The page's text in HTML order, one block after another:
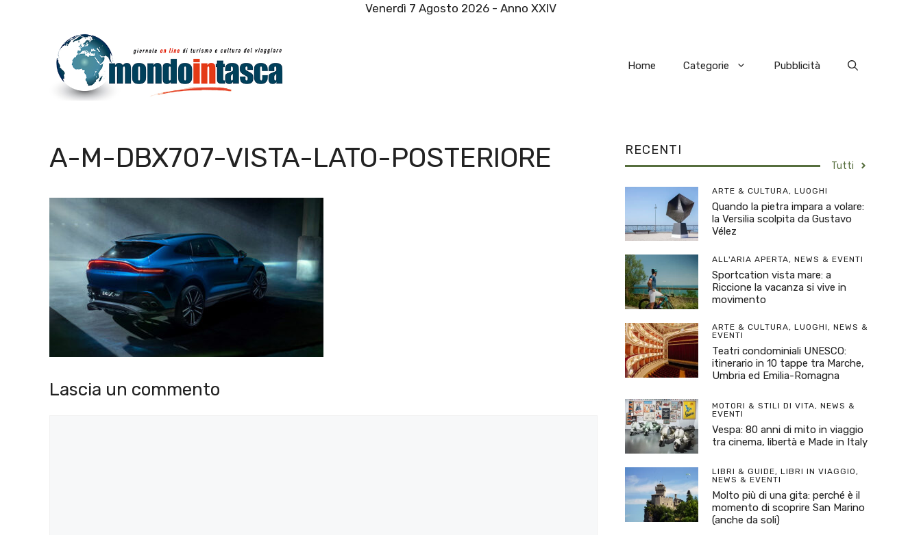
Venerdì 7 Agosto 2026 - Anno XXIV
Home Categorie Pubblicità
A-M-DBX707-VISTA-LATO-POSTERIORE
Lascia un commento
RECENTI
Tutti
ARTE & CULTURA, LUOGHI
Quando la pietra impara a volare:
la Versilia scolpita da Gustavo
Vélez
ALL'ARIA APERTA, NEWS & EVENTI
Sportcation vista mare: a
Riccione la vacanza si vive in
movimento
ARTE & CULTURA, LUOGHI, NEWS &
EVENTI
Teatri condominiali UNESCO:
itinerario in 10 tappe tra Marche,
Umbria ed Emilia-Romagna
MOTORI & STILI DI VITA, NEWS &
EVENTI
Vespa: 80 anni di mito in viaggio
tra cinema, libertà e Made in Italy
LIBRI & GUIDE, LIBRI IN VIAGGIO,
NEWS & EVENTI
Molto più di una gita: perché è il
momento di scoprire San Marino
(anche da soli)